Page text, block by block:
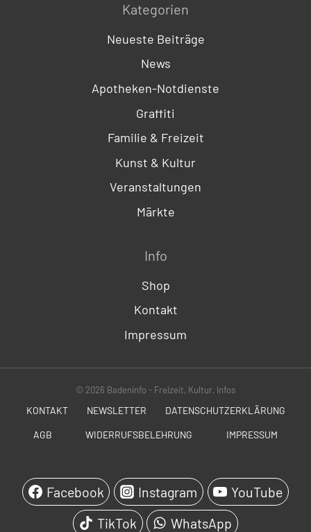
Kategorien
Neueste Beiträge
News
Apotheken-Notdienste
Graffiti
Familie & Freizeit
Kunst & Kultur
Veranstaltungen
Märkte
Info
Shop
Kontakt
Impressum
© 2026 Badeninfo - Freizeit, Kultur, Infos
KONTAKT NEWSLETTER DATENSCHUTZERKLÄRUNG
AGB WIDERRUFSBELEHRUNG IMPRESSUM
Facebook Instagram
YouTube
TikTok
WhatsApp